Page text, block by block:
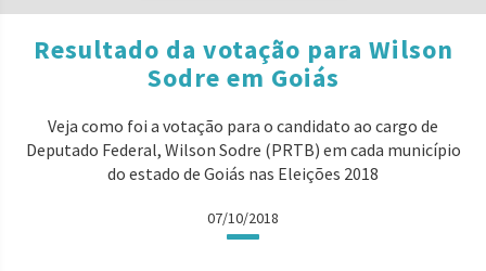
Resultado da votação para Wilson
Sodre em Goiás
Veja como foi a votação para o candidato ao cargo de
Deputado Federal, Wilson Sodre (PRTB) em cada município
do estado de Goiás nas Eleições 2018
07/10/2018